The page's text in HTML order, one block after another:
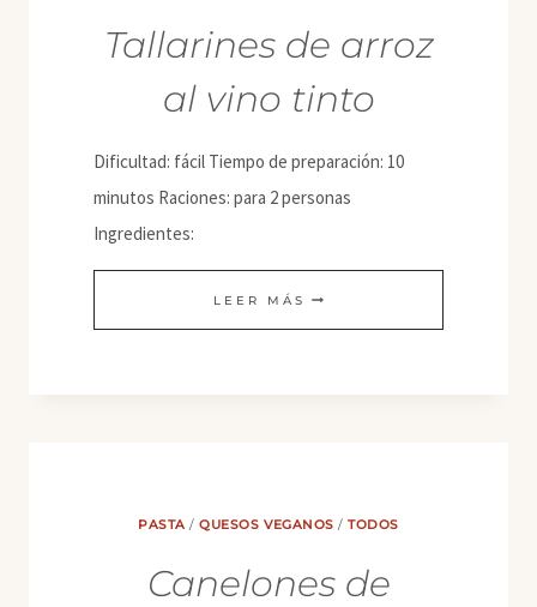
Tallarines de arroz
al vino tinto
Dificultad: fácil Tiempo de preparación: 10
minutos Raciones: para 2 personas
Ingredientes:
LEER MÁS TALLARINES
DE
PASTA /QUESOS VEGANOS /TODOS
Canelones de